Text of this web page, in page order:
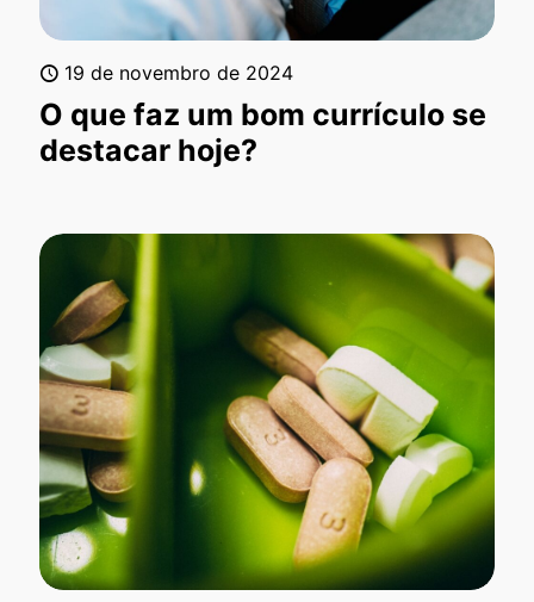
19 de novembro de 2024
O que faz um bom currículo se
destacar hoje?